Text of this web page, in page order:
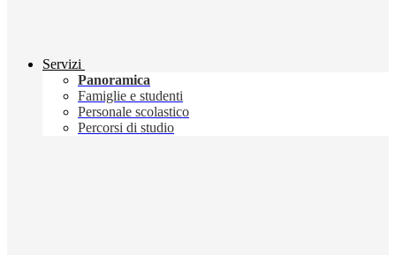
Servizi
Panoramica
Famiglie e studenti
Personale scolastico
Percorsi di studio